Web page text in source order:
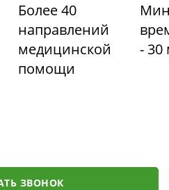
Более 40
направлений
медицинской
помощи
- 30
ЗВОНОК